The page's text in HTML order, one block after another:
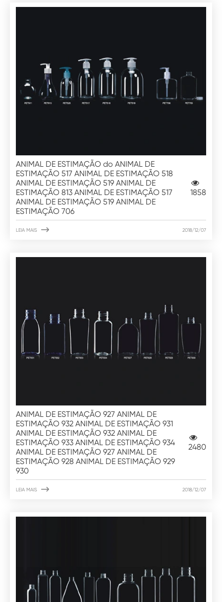
ANIMAL DE ESTIMAÇÃO do ANIMAL DE
ESTIMAÇÃO 517 ANIMAL DE ESTIMAÇÃO 518
ANIMAL DE ESTIMAÇÃO 519 ANIMAL DE
ESTIMAÇÃO 813 ANIMAL DE ESTIMAÇÃO 517
ANIMAL DE ESTIMAÇÃO 519 ANIMAL DE
ESTIMAÇÃO 706
1858
LEIA MAIS  2018/12/07
ANIMAL DE ESTIMAÇÃO 927 ANIMAL DE
ESTIMAÇÃO 932 ANIMAL DE ESTIMAÇÃO 931
ANIMAL DE ESTIMAÇÃO 932 ANIMAL DE
ESTIMAÇÃO 933 ANIMAL DE ESTIMAÇÃO 934
ANIMAL DE ESTIMAÇÃO 927 ANIMAL DE
ESTIMAÇÃO 928 ANIMAL DE ESTIMAÇÃO 929
930
2480
LEIA MAIS  2018/12/07